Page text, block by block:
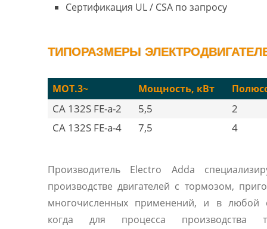
Сертификация UL / CSA по запросу
ТИПОРАЗМЕРЫ
MOT.3~ Мощность, кВт
CA 132S FE-a-2 5,5
2
CA 132S FE-a-4
7,5 4
Производитель Electro Adda
производстве двигателей с тормозом,
многочисленных применений, и в любой
когда для процесса производства